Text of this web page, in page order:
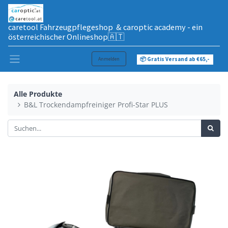
caretool Fahrzeugpflegeshop & caroptic academy - ein
österreichischer Onlineshop🇦🇹
Anmelden 📦 Gratis Versand ab €65,-
Alle Produkte
B&L Trockendampfreiniger Profi-Star PLUS